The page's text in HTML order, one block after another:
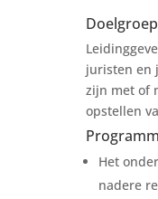
Doelgroep
juristen en
zijn met of
opstellen
Het
nadere